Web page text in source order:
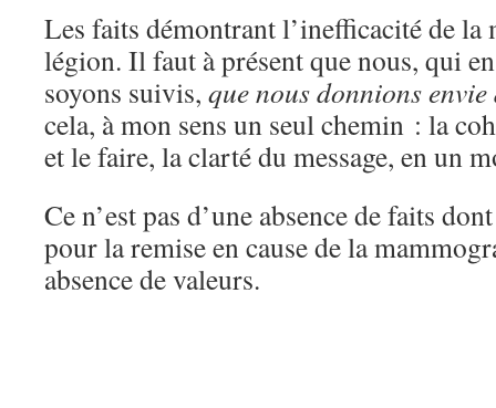
Les faits démontrant l’inefficacité de la
légion. Il faut à présent que nous, qui
soyons suivis, que nous donnions envie
cela, à mon sens un seul chemin : la
et le faire, la clarté du message, en un
Ce n’est pas d’une absence de faits
pour la remise en cause de la
absence de valeurs.